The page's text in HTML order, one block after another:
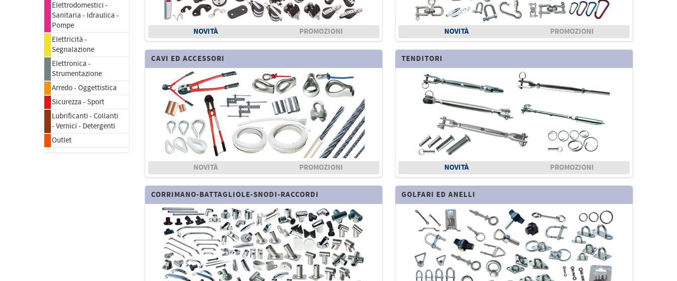
Elettrodomestici -
Sanitaria - Idraulica -
Pompe
Elettricità -
Segnalazione
Elettronica -
Strumentazione
Arredo - Oggettistica
Sicurezza - Sport
Lubrificanti - Collanti
- Vernici - Detergenti
Outlet
NOVITÀ PROMOZIONI NOVITÀ PROMOZIONI
CAVI ED ACCESSORI
NOVITÀ PROMOZIONI
TENDITORI
NOVITÀ PROMOZIONI
CORRIMANO-BATTAGLIOLE-SNODI-RACCORDI GOLFARI ED ANELLI